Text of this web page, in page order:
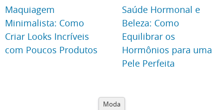
Maquiagem
Minimalista: Como
Criar Looks Incríveis
com Poucos Produtos
Saúde Hormonal e
Beleza: Como
Equilibrar os
Hormônios para uma
Pele Perfeita
Moda